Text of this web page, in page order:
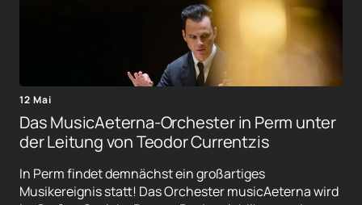
12 Mai
Das MusicAeterna-Orchester in Perm unter
der Leitung von Teodor Currentzis
In Perm findet demnächst ein großartiges
Musikereignis statt! Das Orchester musicAeterna wird